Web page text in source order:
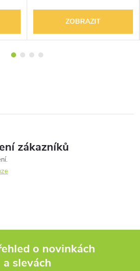
ZOBRAZIT
zákazníků
o novinkách
a slevách